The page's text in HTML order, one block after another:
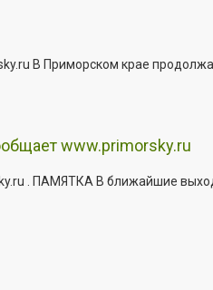
В Приморском крае
www.primorsky.ru
. ПАМЯТКА В ближайшие